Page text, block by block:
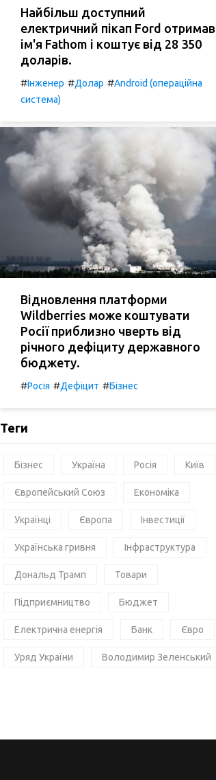
Найбільш доступний
електричний пікап Ford отримав
ім'я Fathom і коштує від 28 350
доларів.
#Інженер #Долар #Android (операційна
система)
Відновлення платформи
Wildberries може коштувати
Росії приблизно чверть від
річного дефіциту державного
бюджету.
#Росія #Дефіцит #Бізнес
Теги
Бізнес Україна Росія Київ
Європейський Союз Економіка
Українці Європа Інвестиції
Українська гривня Інфраструктура
Дональд Трамп Товари
Підприємництво Бюджет
Електрична енергія Банк Євро
Уряд України Володимир Зеленський